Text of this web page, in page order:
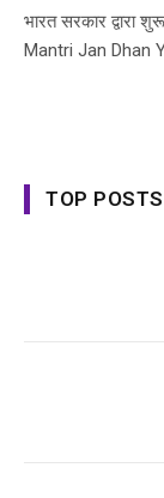
भारत सरकार द्वारा
Mantri Jan Dhan
TOP POSTS